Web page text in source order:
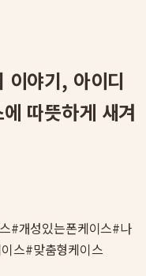
이야기, 아이디
따뜻하게 새겨
#개성있는폰케이스#나
스#맞춤형케이스